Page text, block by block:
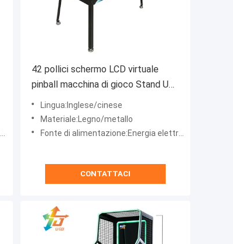
42 pollici schermo LCD virtuale
pinball macchina di gioco Stand Up
Multi Game Arcade
Lingua:Inglese/cinese
Materiale:Legno/metallo
Fonte di alimentazione:Energia elettrica
CONTATTACI